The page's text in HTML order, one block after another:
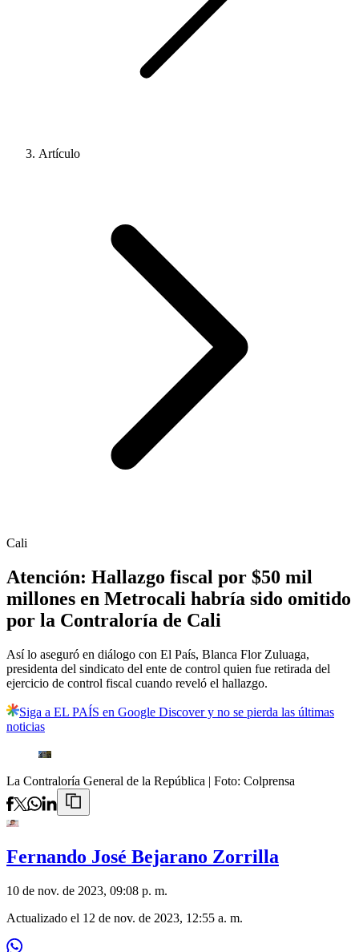
Artículo
Cali
Atención: Hallazgo fiscal por $50 mil
millones en Metrocali habría sido omitido
por la Contraloría de Cali
Así lo aseguró en diálogo con El País, Blanca Flor Zuluaga,
presidenta del sindicato del ente de control quien fue retirada del
ejercicio de control fiscal cuando reveló el hallazgo.
Siga a EL PAÍS en Google Discover y no se pierda las últimas
noticias
La Contraloría General de la República | Foto: Colprensa
Fernando José Bejarano Zorrilla
10 de nov. de 2023, 09:08 p. m.
Actualizado el 12 de nov. de 2023, 12:55 a. m.